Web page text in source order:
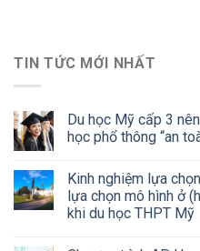
TIN TỨC MỚI NHẤT
Du học Mỹ cấp 3
học phổ thông “an
Kinh nghiệm lựa
lựa chọn mô hình ở
khi du học THPT Mỹ